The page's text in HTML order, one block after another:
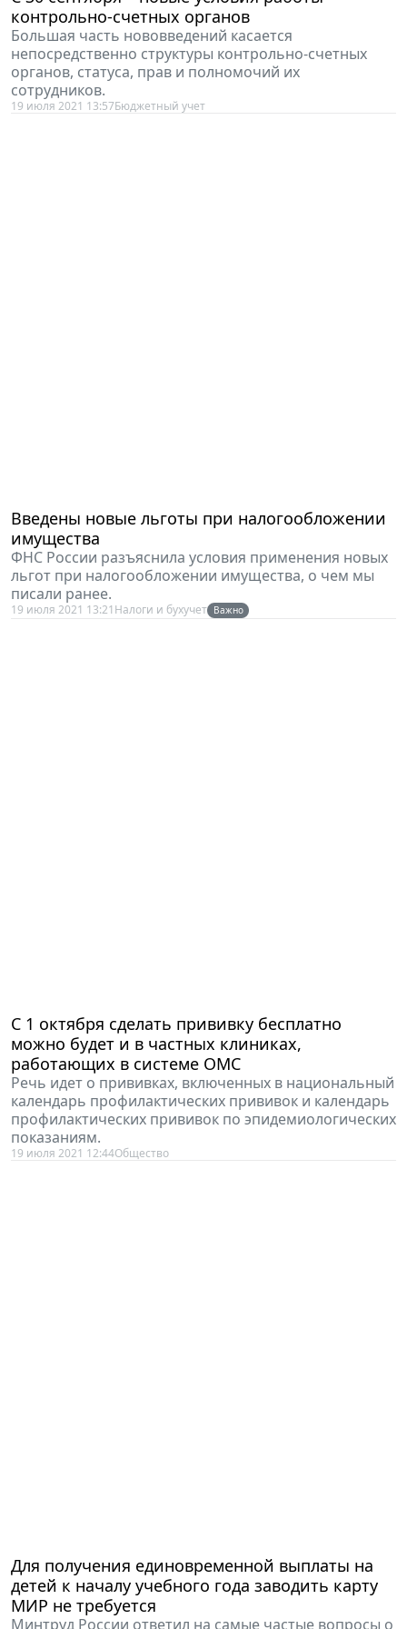
контрольно-счетных органов
Большая часть нововведений касается
непосредственно структуры контрольно-счетных
органов, статуса, прав и полномочий их
сотрудников.
19 июля 2021 13:57Бюджетный учет
Введены новые льготы при налогообложении
имущества
ФНС России разъяснила условия применения новых
льгот при налогообложении имущества, о чем мы
писали ранее.
19 июля 2021 13:21 Налоги и бухучет Важно
С 1 октября сделать прививку бесплатно
можно будет и в частных клиниках,
работающих в системе ОМС
Речь идет о прививках, включенных в национальный
календарь профилактических прививок и календарь
профилактических прививок по эпидемиологических
показаниям.
19 июля 2021 12:44Общество
Для получения единовременной выплаты на
детей к началу учебного года заводить карту
МИР не требуется
Минтруд России ответил на самые частые вопросы о